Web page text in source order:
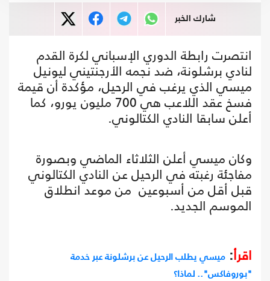
شارك الخبر
انتصرت رابطة الدوري الإسباني لكرة القدم
لنادي برشلونة، ضد نجمه الأرجنتيني ليونيل
ميسي الذي يرغب في الرحيل، مؤكدة أن قيمة
فسخ عقد اللاعب هي 700 مليون يورو، كما
أعلن سابقا النادي الكتالوني.
وكان ميسي أعلن الثلاثاء الماضي وبصورة
مفاجئة رغبته في الرحيل عن النادي الكتالوني
قبل أقل من أسبوعين من موعد انطلاق
الموسم الجديد.
اقرأ: ميسي يطلب الرحيل عن برشلونة عبر خدمة
"بوروفاكس".. لماذا؟